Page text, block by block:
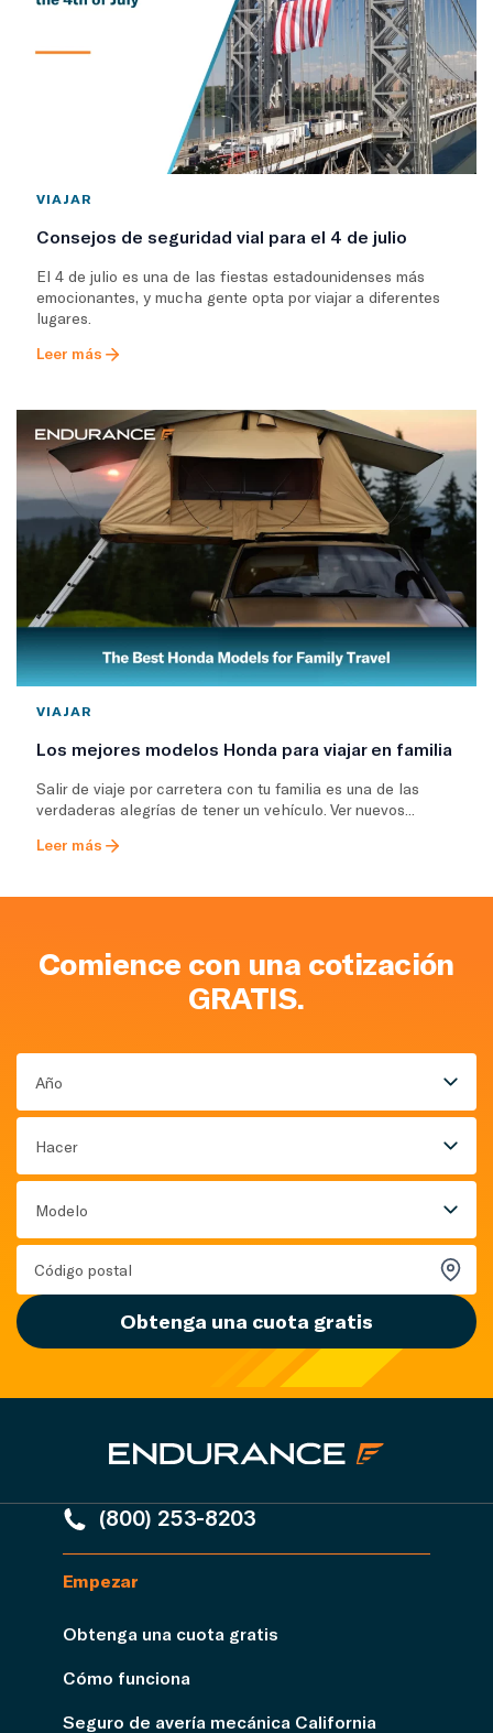
VIAJAR
Consejos de seguridad vial para el 4 de julio
El 4 de julio es una de las fiestas estadounidenses más
emocionantes, y mucha gente opta por viajar a diferentes
lugares.
Leer más
VIAJAR
Los mejores modelos Honda para viajar en familia
Salir de viaje por carretera con tu familia es una de las
verdaderas alegrías de tener un vehículo. Ver nuevos...
Leer más
Comience con una cotización
GRATIS.
Año
Hacer
Modelo
Obtenga una cuota gratis
(800) 253-8203
Empezar
Obtenga una cuota gratis
Cómo funciona
Seguro de avería mecánica California